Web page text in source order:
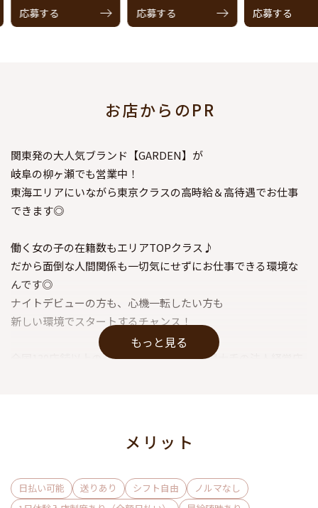
応募する 応募する 応募する
お店からのPR
関東発の大人気ブランド【GARDEN】が
岐阜の柳ヶ瀬でも営業中！
東海エリアにいながら東京クラスの高時給＆高待遇でお仕事
できます◎
働く女の子の在籍数もエリアTOPクラス♪
だから面倒な人間関係も一切気にせずにお仕事できる環境な
んです◎
ナイトデビューの方も、心機一転したい方も
新しい環境でスタートするチャンス！
全国130店舗以上のグループ店をもつ国内最大手の法人経営店
今まで多数お店を経営してきたからこそ
束します。
もっと見る
メリット
日払い可能 送りあり シフト自由
ノルマなし